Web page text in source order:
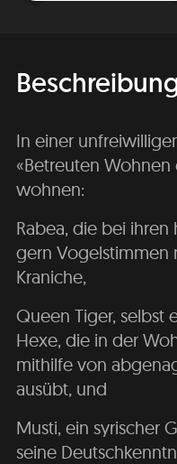
In einer
«Betreuten Wohnen
wohnen:
Rabea, die bei ihren
gern Vogelstimmen
Kraniche,
Queen Tiger, selbst
Hexe, die in der
mithilfe von
ausübt, und
Musti, ein syrischer
seine